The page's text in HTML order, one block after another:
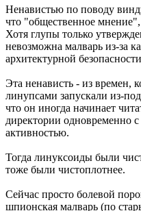
Ненавистью по поводу
что "общественное
Хотя глупы только
невозможна малварь из-за
архитектурной
Эта ненависть - из времен,
линупсами запускали из-
что он иногда начинает
директории одновременно
активностью.
Тогда линуксоиды были
тоже были чистоплотнее.
Сейчас просто болевой
шпионская малварь (по